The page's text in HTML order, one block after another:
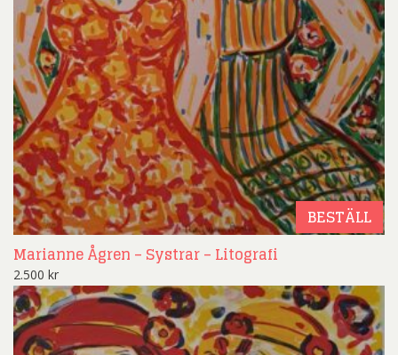
BESTÄLL
Marianne Ågren – Systrar – Litografi
2.500 kr